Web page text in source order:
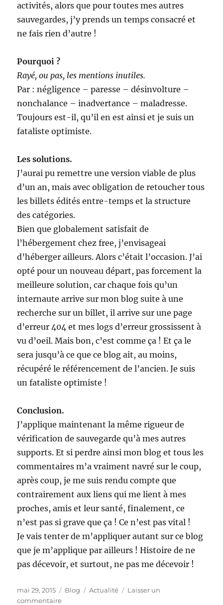
activités, alors que pour toutes mes autres
sauvegardes, j’y prends un temps consacré et
ne fais rien d’autre !
Pourquoi ?
Rayé, ou pas, les mentions inutiles.
Par : négligence – paresse – désinvolture –
nonchalance – inadvertance – maladresse.
Toujours est-il, qu’il en est ainsi et je suis un
fataliste optimiste.
Les solutions.
J’aurai pu remettre une version viable de plus
d’un an, mais avec obligation de retoucher tous
les billets édités entre-temps et la structure
des catégories.
Bien que globalement satisfait de
l’hébergement chez free, j’envisageai
d’héberger ailleurs. Alors c’était l’occasion. J’ai
opté pour un nouveau départ, pas forcement la
meilleure solution, car chaque fois qu’un
internaute arrive sur mon blog suite à une
recherche sur un billet, il arrive sur une page
d’erreur 404 et mes logs d’erreur grossissent à
vu d’oeil. Mais bon, c’est comme ça ! Et ça le
sera jusqu’à ce que ce blog ait, au moins,
récupéré le référencement de l’ancien. Je suis
un fataliste optimiste !
Conclusion.
J’applique maintenant la même rigueur de
vérification de sauvegarde qu’à mes autres
supports. Et si perdre ainsi mon blog et tous les
commentaires m’a vraiment navré sur le coup,
après coup, je me suis rendu compte que
contrairement aux liens qui me lient à mes
proches, amis et leur santé, finalement, ce
n’est pas si grave que ça ! Ce n’est pas vital !
Je vais tenter de m’appliquer autant sur ce blog
que je m’applique par ailleurs ! Histoire de ne
pas décevoir, et surtout, ne pas me décevoir !
Publié
le
mai 29, 2015 Catégories
Blog Étiquettes
Actualité
Laisser un
commentairesur